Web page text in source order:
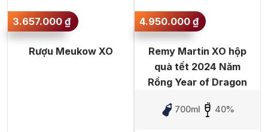
3.657.000₫
Rượu Meukow XO
4.950.000₫
Remy Martin XO hộp
quà tết 2024 Năm
Rồng Year of Dragon
700ml 40%